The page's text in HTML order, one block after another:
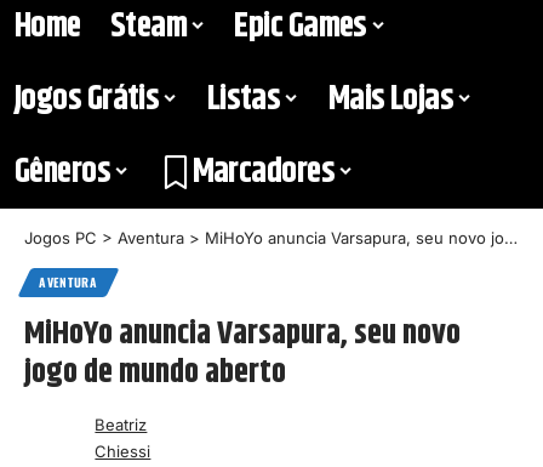
Home Steam
Epic Games
Jogos Grátis
Listas
Mais Lojas
Gêneros
Marcadores
Jogos PC > Aventura > MiHoYo anuncia Varsapura, seu novo jogo de mundo aberto
AVENTURA
MiHoYo anuncia Varsapura, seu novo
jogo de mundo aberto
Beatriz
Chiessi